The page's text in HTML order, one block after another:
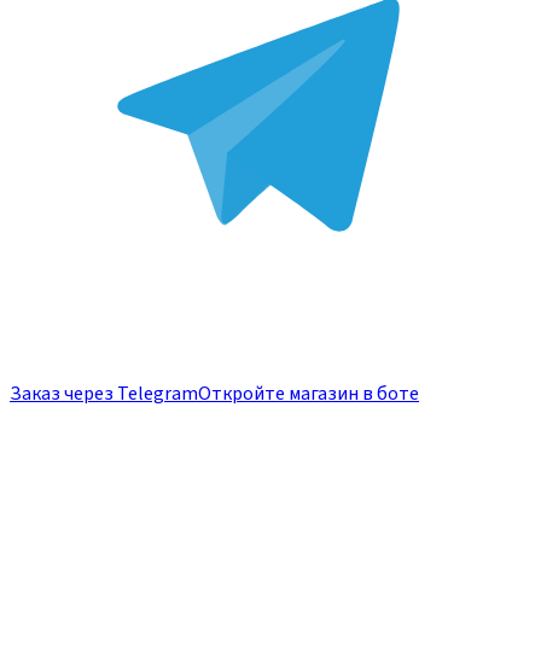
Заказ через TelegramОткройте магазин в боте